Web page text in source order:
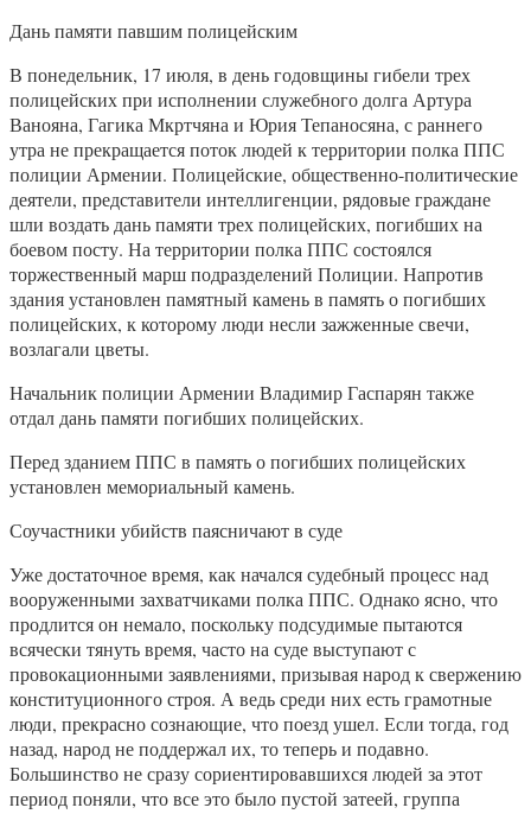
Дань памяти павшим полицейским
В понедельник, 17 июля, в день годовщины гибели трех
полицейских при исполнении служебного долга Артура
Ванояна, Гагика Мкртчяна и Юрия Тепаносяна, с раннего
утра не прекращается поток людей к территории полка ППС
полиции Армении. Полицейские, общественно-политические
деятели, представители интеллигенции, рядовые граждане
шли воздать дань памяти трех полицейских, погибших на
боевом посту. На территории полка ППС состоялся
торжественный марш подразделений Полиции. Напротив
здания установлен памятный камень в память о погибших
полицейских, к которому люди несли зажженные свечи,
возлагали цветы.
Начальник полиции Армении Владимир Гаспарян также
отдал дань памяти погибших полицейских.
Перед зданием ППС в память о погибших полицейских
установлен мемориальный камень.
Соучастники убийств паясничают в суде
Уже достаточное время, как начался судебный процесс над
вооруженными захватчиками полка ППС. Однако ясно, что
продлится он немало, поскольку подсудимые пытаются
всячески тянуть время, часто на суде выступают с
провокационными заявлениями, призывая народ к свержению
конституционного строя. А ведь среди них есть грамотные
люди, прекрасно сознающие, что поезд ушел. Если тогда, год
назад, народ не поддержал их, то теперь и подавно.
Большинство не сразу сориентировавшихся людей за этот
период поняли, что все это было пустой затеей, группа